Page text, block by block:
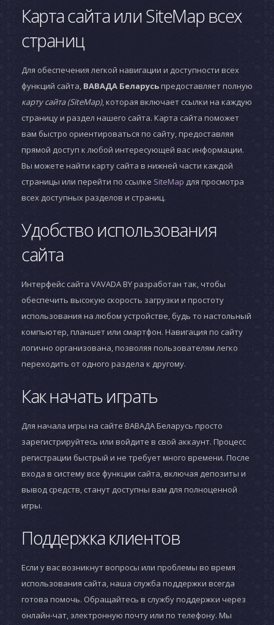
Карта сайта или SiteMap всех
страниц
Для обеспечения легкой навигации и доступности всех
функций сайта, ВАВАДА Беларусьпредоставляет полную
карту сайта (SiteMap), которая включает ссылки на каждую
страницу и раздел нашего сайта. Карта сайта поможет
вам быстро ориентироваться по сайту, предоставляя
прямой доступ к любой интересующей вас информации.
Вы можете найти карту сайта в нижней части каждой
страницы или перейти по ссылке SiteMap для просмотра
всех доступных разделов и страниц.
Удобство использования
сайта
Интерфейс сайта VAVADA BY разработан так, чтобы
обеспечить высокую скорость загрузки и простоту
использования на любом устройстве, будь то настольный
компьютер, планшет или смартфон. Навигация по сайту
логично организована, позволяя пользователям легко
переходить от одного раздела к другому.
Как начать играть
Для начала игры на сайте ВАВАДА Беларусь просто
зарегистрируйтесь или войдите в свой аккаунт. Процесс
регистрации быстрый и не требует много времени. После
входа в систему все функции сайта, включая депозиты и
вывод средств, станут доступны вам для полноценной
игры.
Поддержка клиентов
Если у вас возникнут вопросы или проблемы во время
использования сайта, наша служба поддержки всегда
готова помочь. Обращайтесь в службу поддержки через
онлайн-чат, электронную почту или по телефону. Мы